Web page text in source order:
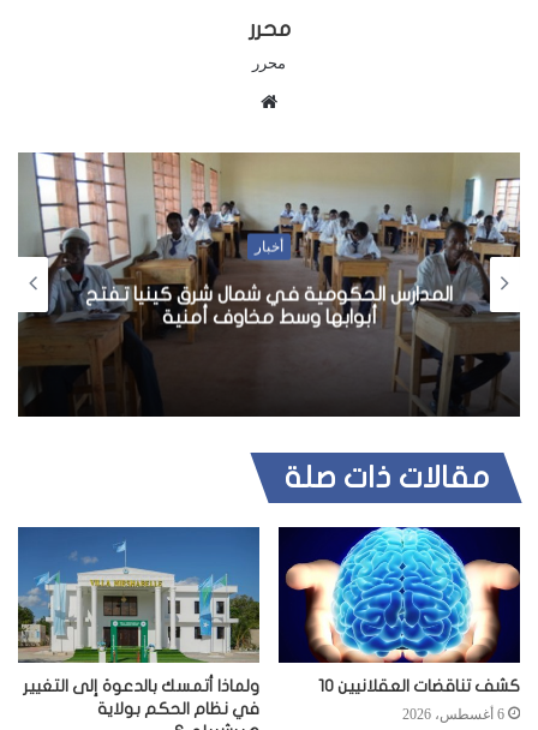
محرر
محرر
ع
ا
ل
ي
أخبار
المدارس الحكومية في شمال شرق كينيا تفتح
أبوابها وسط مخاوف أمنية
مقالات ذات صلة
كشف تناقضات العقلانيين 10
6 أغسطس، 2026
ولماذا أتمسك بالدعوة إلى التغيير
في نظام الحكم بولاية